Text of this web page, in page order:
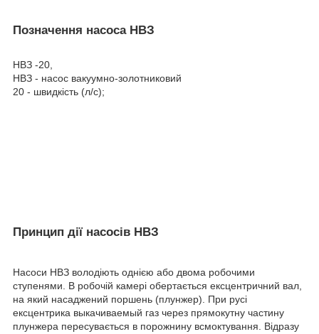
Позначення насоса НВЗ
НВЗ -20,
НВЗ - насос вакуумно-золотниковий
20 - швидкість (л/с);
Принцип дії насосів НВЗ
Насоси НВЗ володіють однією або двома робочими
ступенями. В робочій камері обертається ексцентричний вал,
на який насаджений поршень (плунжер). При русі
ексцентрика выкачиваемый газ через прямокутну частину
плунжера пересувається в порожнину всмоктування. Відразу